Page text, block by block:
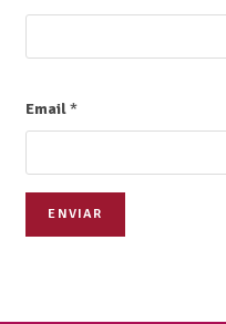
Email*
ENVIAR